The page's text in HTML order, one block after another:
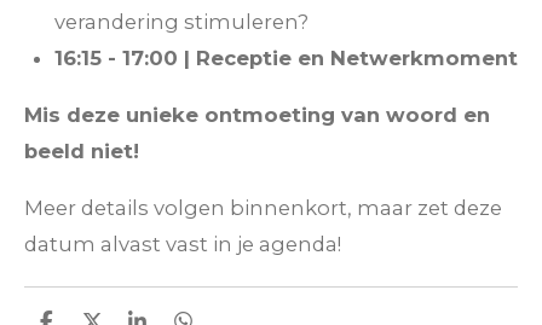
verandering stimuleren?
16:15 - 17:00 | Receptie en Netwerkmoment
Mis deze unieke ontmoeting van woord en
beeld niet!
Meer details volgen binnenkort, maar zet deze
datum alvast vast in je agenda!